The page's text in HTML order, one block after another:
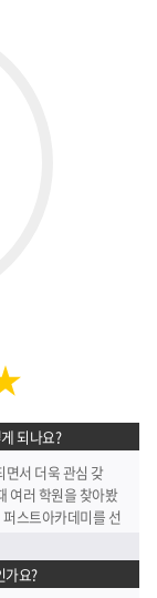
되나요?
면서 더욱 관심 갖
여러 학원을 찾아봤
스트아카데미를 선
가요?